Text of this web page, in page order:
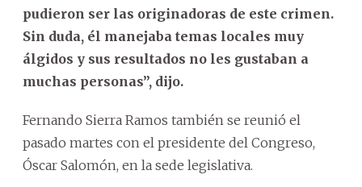
pudieron ser las originadoras de este crimen.
Sin duda, él manejaba temas locales muy
álgidos y sus resultados no les gustaban a
muchas personas”, dijo.
Fernando Sierra Ramos también se reunió el
pasado martes con el presidente del Congreso,
Óscar Salomón, en la sede legislativa.